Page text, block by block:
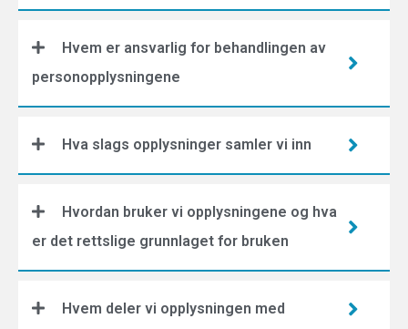
Hvem er ansvarlig for behandlingen av
personopplysningene
Hva slags opplysninger samler vi inn
Hvordan bruker vi opplysningene og hva
er det rettslige grunnlaget for bruken
Hvem deler vi opplysningen med